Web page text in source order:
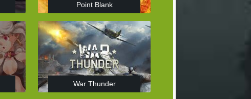
Point Blank
War Thunder